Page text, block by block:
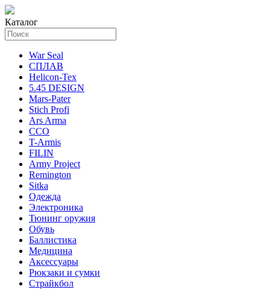
Каталог
War Seal
СПЛАВ
Helicon-Tex
5.45 DESIGN
Mars-Pater
Stich Profi
Ars Arma
ССО
T-Armis
FILIN
Army Project
Remington
Sitka
Одежда
Электроника
Тюнинг оружия
Обувь
Баллистика
Медицина
Аксессуары
Рюкзаки и сумки
Страйкбол